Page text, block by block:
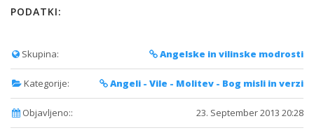
PODATKI:
Skupina: Angelske in vilinske modrosti
Kategorije: Angeli - Vile - Molitev - Bog misli in verzi
Objavljeno:: 23. September 2013 20:28